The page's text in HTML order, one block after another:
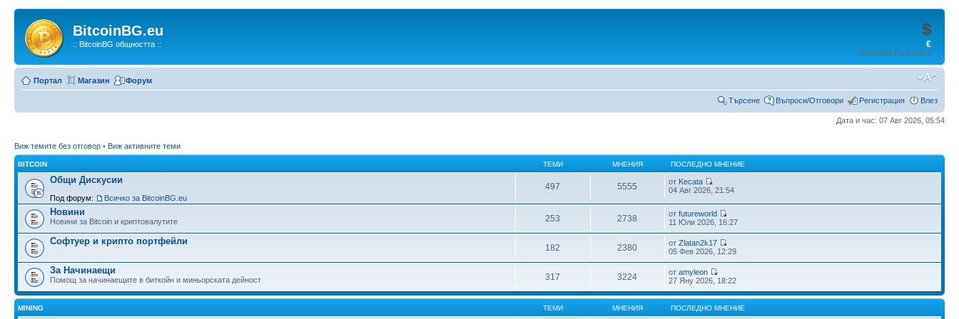
BitcoinBG.eu
:: BitcoinBG общността ::
$
€
BitcoinBG Price Index
Портал Магазин Форум
Търсене Въпроси/Отговори Регистрация Влез
Дата и час: 07 Авг 2026, 05:54
Виж темите без отговор • Виж активните теми
BITCOIN ТЕМИ МНЕНИЯ ПОСЛЕДНО МНЕНИЕ
Общи Дискусии
Под форум: Всичко за BitcoinBG.eu
497 5555 от Kecata
04 Авг 2026, 21:54
Новини
Новини за Bitcoin и криптовалутите 253 2738 отfutureworld
11 Юли 2026, 16:27
Софтуер и крипто портфейли
182 2380 отZlatan2k17
05 Фев 2026, 12:29
За Начинаещи
Помощ за начинаещите в биткойн и миньорската дейност 317 3224 отamyleon
27 Яну 2026, 18:22
MINING ТЕМИ МНЕНИЯ ПОСЛЕДНО МНЕНИЕ